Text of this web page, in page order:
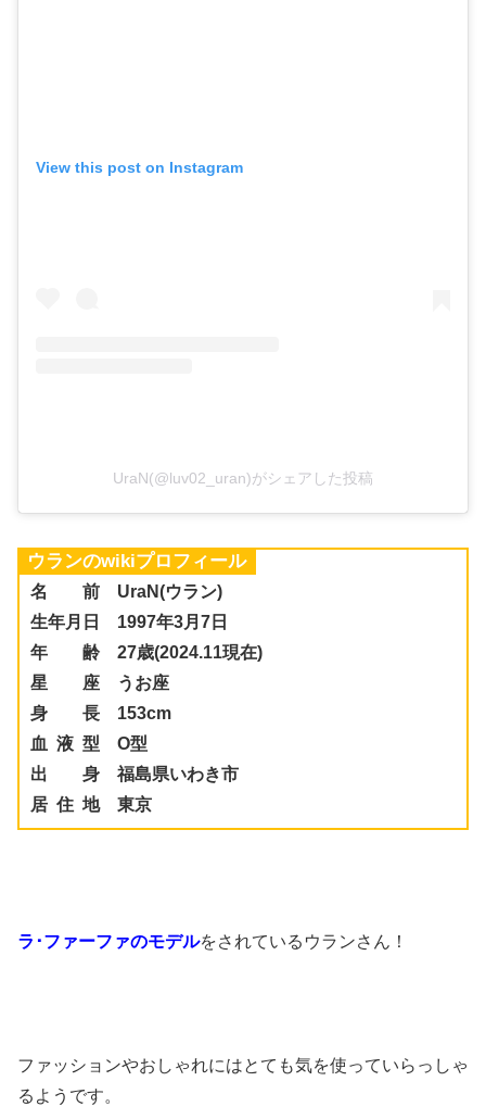
View this post on Instagram
UraN(@luv02_uran)がシェアした投稿
ウランのwikiプロフィール
名 前 UraN(ウラン)
生年月日 1997年3月7日
年 齢 27歳(2024.11現在)
星 座 うお座
身 長 153cm
血 液 型 O型
出 身 福島県いわき市
居 住 地 東京
ラ･ファーファのモデルをされている ウランさん！
ファッションやおしゃれにはとても気を使っていらっしゃ
るようです。